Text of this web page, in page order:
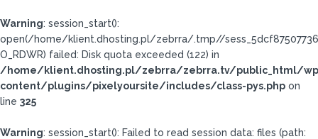
Warning: session_start():
open(/home/klient.dhosting.pl/zebrra/.tmp//
O_RDWR) failed: Disk quota exceeded (122) in
/home/klient.dhosting.pl/zebrra/zebrra.tv/public_html/
content/plugins/pixelyoursite/includes/class-pys.php on
line 325
Warning: session_start(): Failed to read session data: files (path: